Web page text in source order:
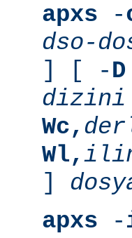
apxs -
dso-
] [ -D
dizini
Wc,
Wl,
]
apxs -